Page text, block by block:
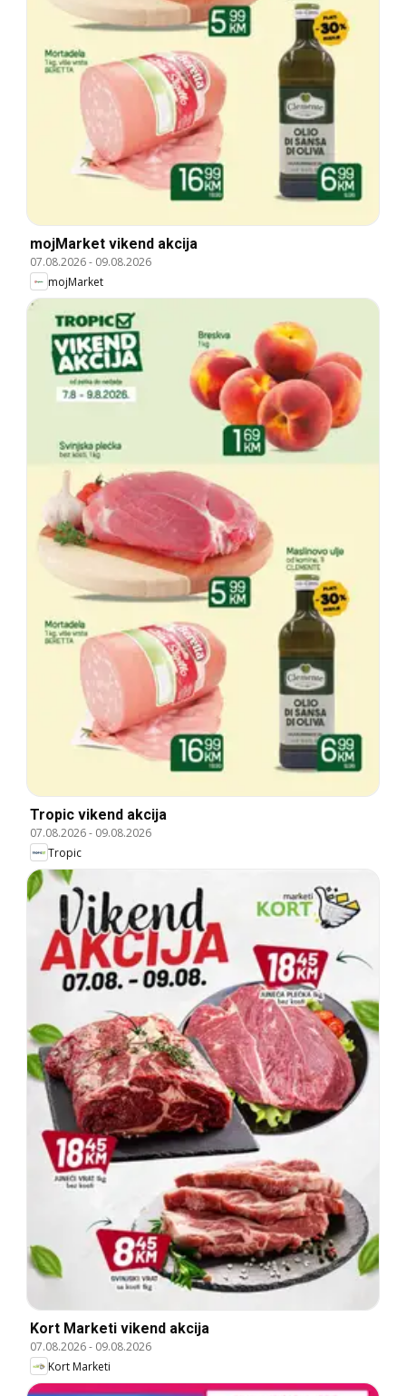
mojMarket vikend akcija
07.08.2026- 09.08.2026
mojMarket
Tropic vikend akcija
07.08.2026- 09.08.2026
Tropic
Kort Marketi vikend akcija
07.08.2026- 09.08.2026
Kort Marketi